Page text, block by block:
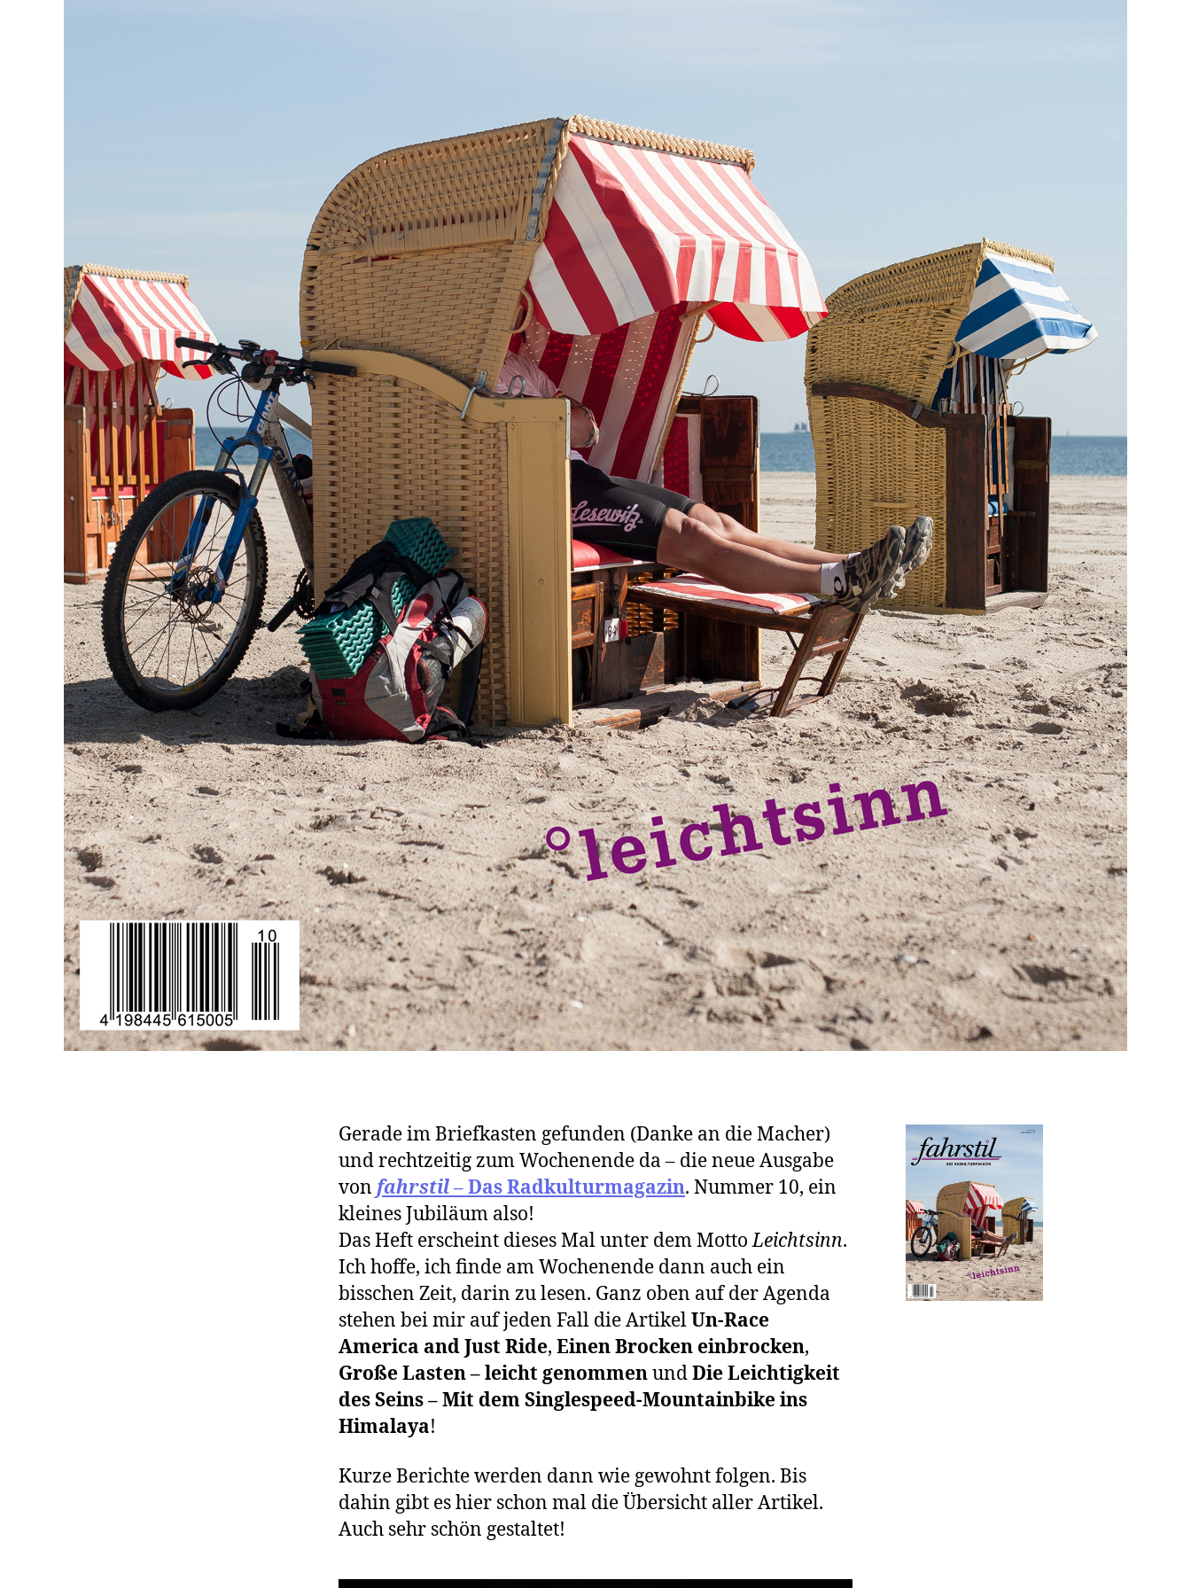
Gerade im Briefkasten gefunden (Danke an die Macher)
und rechtzeitig zum Wochenende da – die neue Ausgabe
von fahrstil– Das Radkulturmagazin. Nummer 10, ein
kleines Jubiläum also!
Das Heft erscheint dieses Mal unter dem MottoLeichtsinn.
Ich hoffe, ich finde am Wochenende dann auch ein
bisschen Zeit, darin zu lesen. Ganz oben auf der Agenda
stehen bei mir auf jeden Fall die ArtikelUn-Race
America and Just Ride, Einen Brocken einbrocken,
Große Lasten – leicht genommenundDie Leichtigkeit
des Seins – Mit dem Singlespeed-Mountainbike ins
Himalaya!
Kurze Berichte werden dann wie gewohnt folgen. Bis
dahin gibt es hier schon mal die Übersicht aller Artikel.
Auch sehr schön gestaltet!